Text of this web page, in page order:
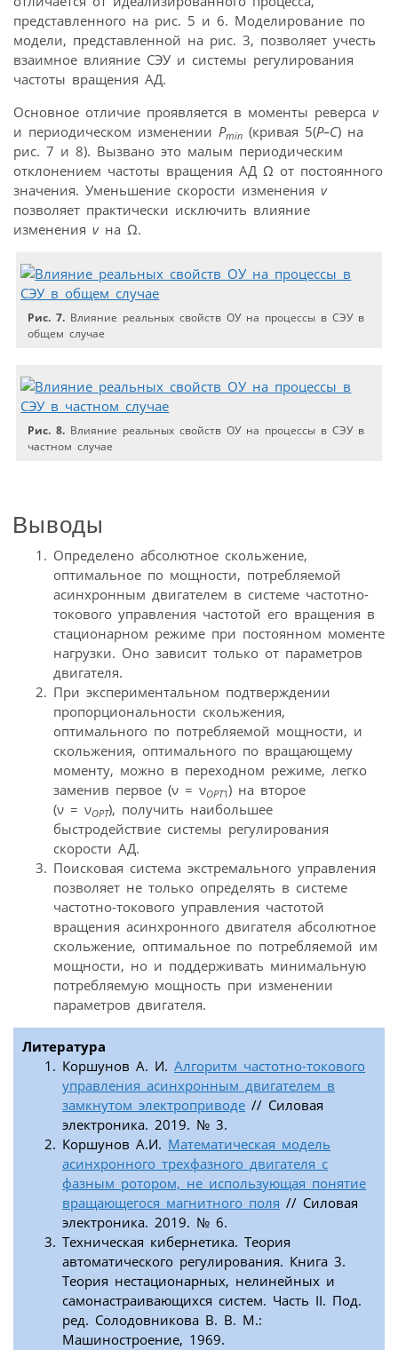
представленного на рис. 5 и 6. Моделирование по
модели, представленной на рис. 3, позволяет учесть
взаимное влияние СЭУ и системы регулирования
частоты вращения АД.
Основное отличие проявляется в моменты реверса v
и периодическом изменении Pmin (кривая 5(Р–С) на
рис. 7 и 8). Вызвано это малым периодическим
отклонением частоты вращения АД Ω от постоянного
значения. Уменьшение скорости изменения v
позволяет практически исключить влияние
изменения vна Ω.
Рис. 7. Влияние реальных свойств ОУ на процессы в СЭУ в
общем случае
Рис. 8. Влияние реальных свойств ОУ на процессы в СЭУ в
частном случае
Выводы
Определено абсолютное скольжение,
оптимальное по мощности, потребляемой
асинхронным двигателем в системе частотно-
токового управления частотой его вращения в
стационарном режиме при постоянном моменте
нагрузки. Оно зависит только от параметров
двигателя.
При экспериментальном подтверждении
пропорциональности скольжения,
оптимального по потребляемой мощности, и
скольжения, оптимального по вращающему
моменту, можно в переходном режиме, легко
заменив первое (ν = νОРТ1) на второе
(ν = νОРТ), получить наибольшее
быстродействие системы регулирования
скорости АД.
Поисковая система экстремального управления
позволяет не только определять в системе
частотно-токового управления частотой
вращения асинхронного двигателя абсолютное
скольжение, оптимальное по потребляемой им
мощности, но и поддерживать минимальную
потребляемую мощность при изменении
параметров двигателя.
Литература
Коршунов А. И. Алгоритм частотно-токового
управления асинхронным двигателем в
замкнутом электроприводе // Силовая
электроника. 2019. № 3.
Коршунов А.И. Математическая модель
асинхронного трехфазного двигателя с
фазным ротором, не использующая понятие
вращающегося магнитного поля // Силовая
электроника. 2019. № 6.
Техническая кибернетика. Теория
автоматического регулирования. Книга 3.
Теория нестационарных, нелинейных и
самонастраивающихся систем. Часть II. Под.
ред. Солодовникова В. В. М.:
Машиностроение, 1969.